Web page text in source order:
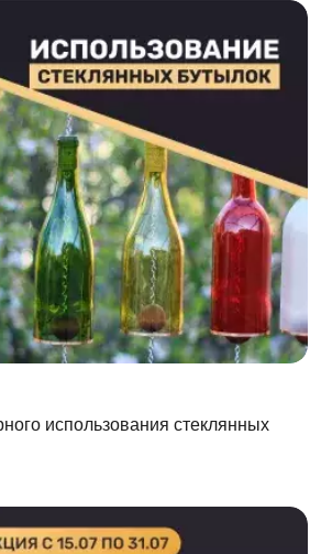
использования стеклянных